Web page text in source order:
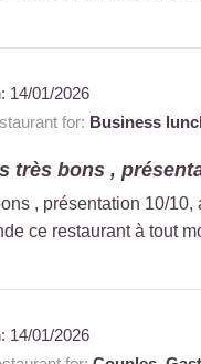
14/01/2026
for: Business
très bons ,
, présentation 10/
ce restaurant à tout
14/01/2026